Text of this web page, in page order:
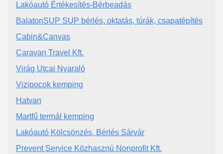
Lakóautó Értékesítés-Bérbeadás
BalatonSUP SUP bérlés, oktatás, túrák, csapatépítés
Cabin&Canvas
Caravan Travel Kft.
Virág Utcai Nyaraló
Vizipocok kemping
Hatvan
Martfű termál kemping
Lakóautó Kölcsönzés, Bérlés Sárvár
Prevent Service Közhasznú Nonprofit Kft.